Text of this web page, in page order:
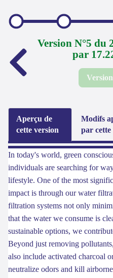
Version N°5 du
par
Aperçu de
cette version
Modifs
par cette